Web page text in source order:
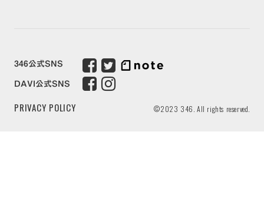
346公式SNS
DAVI公式SNS
PRIVACY POLICY ©2023 346. All rights reserved.